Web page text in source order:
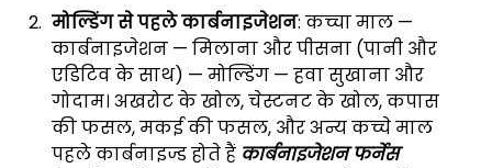
मोल्डिंग से पहले कार्बनाइजेशन: कच्चा माल —
कार्बनाइजेशन — मिलाना और पीसना (पानी और
एडिटिव के साथ) — मोल्डिंग — हवा सुखाना और
गोदाम। अखरोट के खोल, चेस्टनट के खोल, कपास
की फसल, मकई की फसल, और अन्य कच्चे माल
पहले कार्बनाइज्ड होते हैं कार्बनाइजेशन फर्नेस